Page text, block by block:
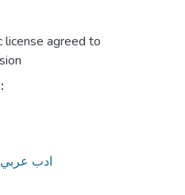
license agreed to
ادب عربي -